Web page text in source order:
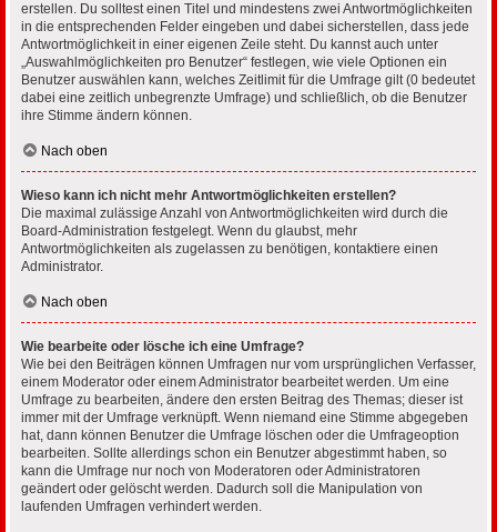
erstellen. Du solltest einen Titel und mindestens zwei Antwortmöglichkeiten
in die entsprechenden Felder eingeben und dabei sicherstellen, dass jede
Antwortmöglichkeit in einer eigenen Zeile steht. Du kannst auch unter
„Auswahlmöglichkeiten pro Benutzer“ festlegen, wie viele Optionen ein
Benutzer auswählen kann, welches Zeitlimit für die Umfrage gilt (0 bedeutet
dabei eine zeitlich unbegrenzte Umfrage) und schließlich, ob die Benutzer
ihre Stimme ändern können.
Nach oben
Wieso kann ich nicht mehr Antwortmöglichkeiten erstellen?
Die maximal zulässige Anzahl von Antwortmöglichkeiten wird durch die
Board-Administration festgelegt. Wenn du glaubst, mehr
Antwortmöglichkeiten als zugelassen zu benötigen, kontaktiere einen
Administrator.
Nach oben
Wie bearbeite oder lösche ich eine Umfrage?
Wie bei den Beiträgen können Umfragen nur vom ursprünglichen Verfasser,
einem Moderator oder einem Administrator bearbeitet werden. Um eine
Umfrage zu bearbeiten, ändere den ersten Beitrag des Themas; dieser ist
immer mit der Umfrage verknüpft. Wenn niemand eine Stimme abgegeben
hat, dann können Benutzer die Umfrage löschen oder die Umfrageoption
bearbeiten. Sollte allerdings schon ein Benutzer abgestimmt haben, so
kann die Umfrage nur noch von Moderatoren oder Administratoren
geändert oder gelöscht werden. Dadurch soll die Manipulation von
laufenden Umfragen verhindert werden.